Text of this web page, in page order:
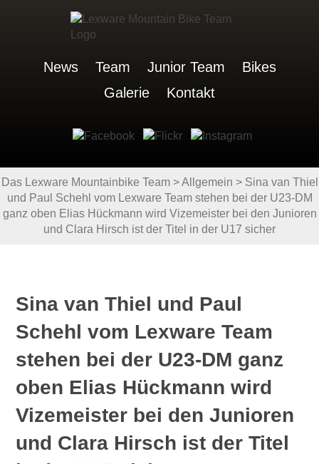
News Team Junior Team
Bikes
Galerie
Kontakt
Das Lexware Mountainbike Team>Allgemein > Sina van Thiel
und Paul Schehl vom Lexware Team stehen bei der U23-DM
ganz oben Elias Hückmann wird Vizemeister bei den Junioren
und Clara Hirsch ist der Titel in der U17 sicher
Sina van Thiel und Paul
Schehl vom Lexware Team
stehen bei der U23-DM ganz
oben Elias Hückmann wird
Vizemeister bei den Junioren
und Clara Hirsch ist der Titel